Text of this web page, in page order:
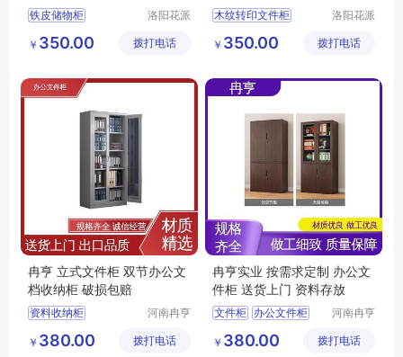
铁皮储物柜
办公文件柜
智能双锁资料收纳柜
洛阳花派
有限公司
￥ 350.00 拨打电话
木纹转印文件柜
办公文件柜
双节文件柜
洛阳花派
有限公司
￥ 350.00 拨打电话
冉亨 立式文件柜 双节办公文
档收纳柜 破损包赔
资料收纳柜
文件保密柜
河南冉亨
公司
￥ 380.00 拨打电话
冉亨实业 按需求定制 办公文
件柜 送货上门 资料存放
文件柜 办公文件柜
医院文件存储柜
河南冉亨
公司
￥ 380.00 拨打电话